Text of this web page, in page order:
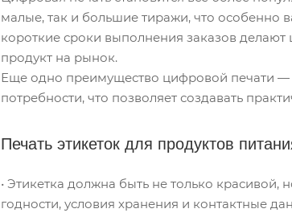
малые, так и большие тиражи, что особенно
короткие сроки выполнения заказов
продукт на рынок.
Еще одно преимущество цифровой печати —
потребности, что позволяет создавать
Печать этикеток для продуктов
• Этикетка должна быть не только
годности, условия хранения и контактные